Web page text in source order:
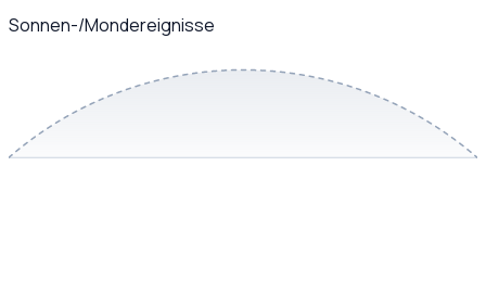
Sonnen-/Mondereignisse